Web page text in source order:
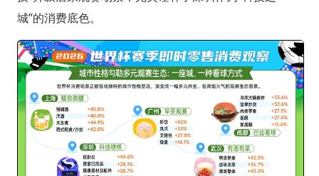
城”的消费底色。